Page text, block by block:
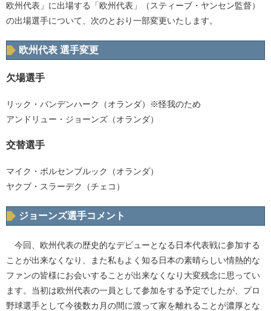
欧州代表」に出場する「欧州代表」（スティーブ・ヤンセン監督）
の出場選手について、次のとおり一部変更いたします。
欧州代表 選手変更
欠場選手
リック・バンデンハーク（オランダ）※怪我のため
アンドリュー・ジョーンズ（オランダ）
交替選手
マイク・ボルセンブルック（オランダ）
ヤクブ・スラーデク（チェコ）
ジョーンズ選手コメント
今回、欧州代表の歴史的なデビューとなる日本代表戦に参加する
ことが出来なくなり、また私もよく知る日本の素晴らしい情熱的な
ファンの皆様にお会いすることが出来なくなり大変残念に思ってい
ます。当初は欧州代表の一員として参加をする予定でしたが、プロ
野球選手として今後数カ月の間に渡って家を離れることが濃厚とな